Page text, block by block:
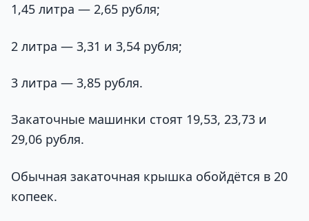
1,45 литра — 2,65 рубля;
2 литра — 3,31 и 3,54 рубля;
3 литра — 3,85 рубля.
Закаточные машинки стоят 19,53, 23,73 и
29,06 рубля.
Обычная закаточная крышка обойдётся в 20
копеек.